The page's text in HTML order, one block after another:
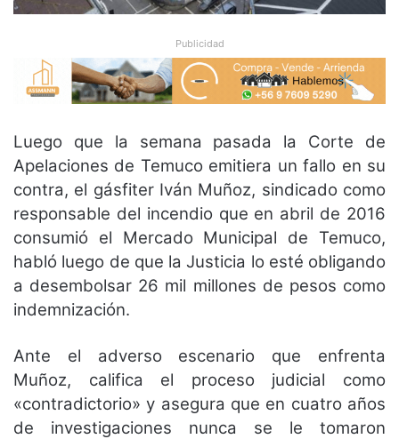
Publicidad
Luego que la semana pasada la Corte de
Apelaciones de Temuco emitiera un fallo en su
contra, el gásfiter Iván Muñoz, sindicado como
responsable del incendio que en abril de 2016
consumió el Mercado Municipal de Temuco,
habló luego de que la Justicia lo esté obligando
a desembolsar 26 mil millones de pesos como
indemnización.
Ante el adverso escenario que enfrenta
Muñoz, califica el proceso judicial como
«contradictorio» y asegura que en cuatro años
de investigaciones nunca se le tomaron